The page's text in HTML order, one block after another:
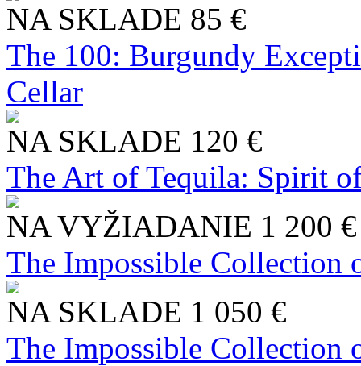
NA SKLADE 85 €
The 100: Burgundy
Cellar
NA SKLADE 120 €
The Art of Tequila: Spirit
NA VYŽIADANIE 1 200 €
The Impossible Collection
NA SKLADE 1 050 €
The Impossible Collection